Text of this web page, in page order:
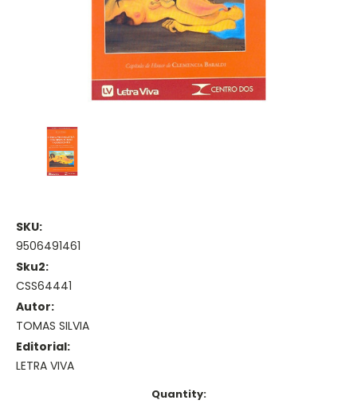
SKU:
9506491461
Sku2:
CSS64441
Autor:
TOMAS SILVIA
Editorial:
LETRA VIVA
Quantity: